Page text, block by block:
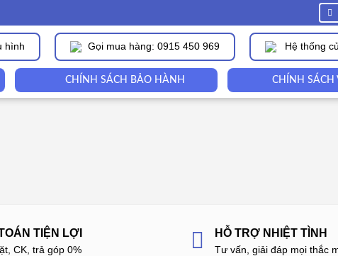
hình Gọi mua hàng: 0915 450 969 Hệ thống
CHÍNH SÁCH BẢO HÀNH CHÍNH SÁCH
TIỆN LỢI
CK, trả góp 0%
HỖ TRỢ NHIỆT TÌNH
Tư vấn, giải đáp mọi thắc